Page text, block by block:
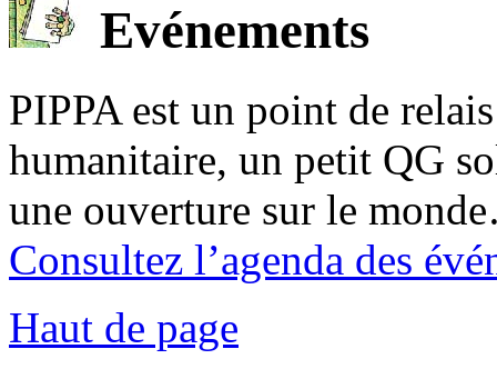
Evénements
PIPPA est un point de
humanitaire, un petit QG
une ouverture sur le
Consultez l’agenda des
Haut de page